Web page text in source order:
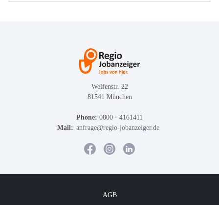
Welfenstr. 22
81541 München
Phone: 0800 - 4161411
Mail: anfrage@regio-jobanzeiger.de
AGB